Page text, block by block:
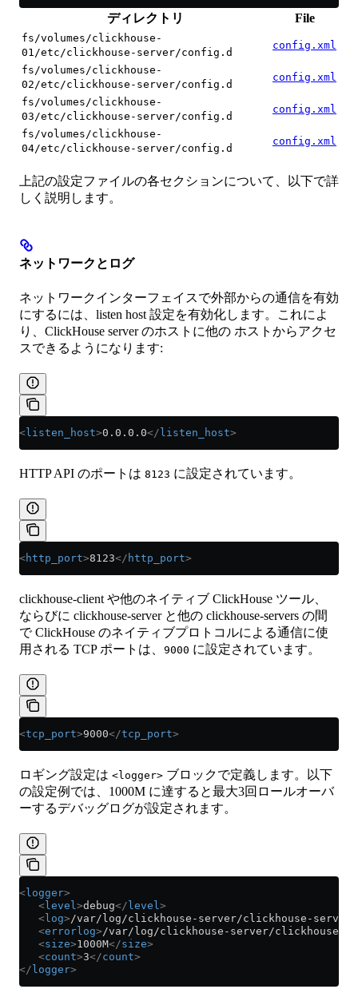
ディレクトリ File
fs/volumes/clickhouse-
01/etc/clickhouse-server/config.d
config.xml
fs/volumes/clickhouse-
02/etc/clickhouse-server/config.d
config.xml
fs/volumes/clickhouse-
03/etc/clickhouse-server/config.d
config.xml
fs/volumes/clickhouse-
04/etc/clickhouse-server/config.d
config.xml
上記の設定ファイルの各セクションについて、以下で詳
しく説明します。
ネットワークとログ
ネットワークインターフェイスで外部からの通信を有効
にするには、listen host 設定を有効化します。これによ
り、ClickHouse server のホストに他の ホストからアクセ
スできるようになります:
< listen_host>0.0.0.0</ listen_host>
HTTP API のポートは 8123 に設定されています。
<http_port>8123</ http_port>
clickhouse-client や他のネイティブ ClickHouse ツール、
ならびに clickhouse-server と他の clickhouse-servers の間
で ClickHouse のネイティブプロトコルによる通信に使
用される TCP ポートは、 9000 に設定されています。
<tcp_port>9000</tcp_port>
ロギング設定は <logger> ブロックで定義します。以下
の設定例では、1000M に達すると最大3回ロールオーバ
ーするデバッグログが設定されます。
< logger>
   <
level >debug</ level >
   <
log> /var/log/clickhouse-server/clickhouse-
   <
errorlog> /var/log/clickhouse-server/clickhouse-
   <
size>1000M</size>
   <
count>3</count>
</ logger>